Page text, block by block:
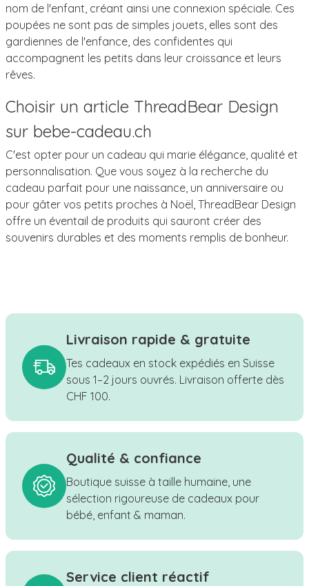
nom de l'enfant, créant ainsi une connexion spéciale. Ces
poupées ne sont pas de simples jouets, elles sont des
gardiennes de l'enfance, des confidentes qui
accompagnent les petits dans leur croissance et leurs
rêves.
Choisir un article ThreadBear Design
sur bebe-cadeau.ch
C'est opter pour un cadeau qui marie élégance, qualité et
personnalisation. Que vous soyez à la recherche du
cadeau parfait pour une naissance, un anniversaire ou
pour gâter vos petits proches à Noël, ThreadBear Design
offre un éventail de produits qui sauront créer des
souvenirs durables et des moments remplis de bonheur.
Livraison rapide & gratuite
Tes cadeaux en stock expédiés en Suisse
sous 1–2 jours ouvrés. Livraison offerte dès
CHF 100.
Qualité & confiance
Boutique suisse à taille humaine, une
sélection rigoureuse de cadeaux pour
bébé, enfant & maman.
Service client réactif